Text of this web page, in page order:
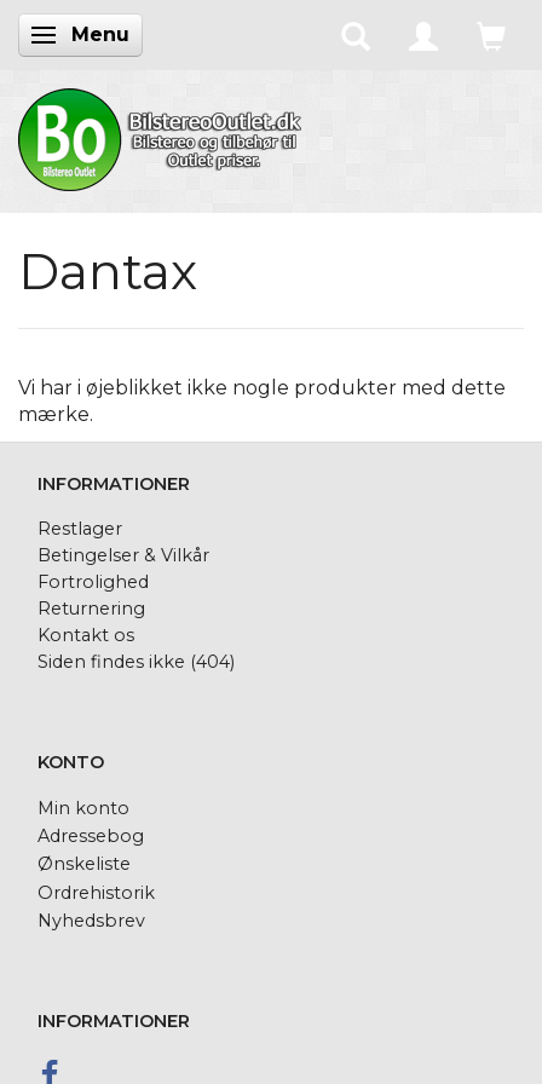
Skifte navigation
Menu
Dantax
Vi har i øjeblikket ikke nogle produkter med dette
mærke.
INFORMATIONER
Restlager
Betingelser & Vilkår
Fortrolighed
Returnering
Kontakt os
Siden findes ikke (404)
KONTO
Min konto
Adressebog
Ønskeliste
Ordrehistorik
Nyhedsbrev
INFORMATIONER